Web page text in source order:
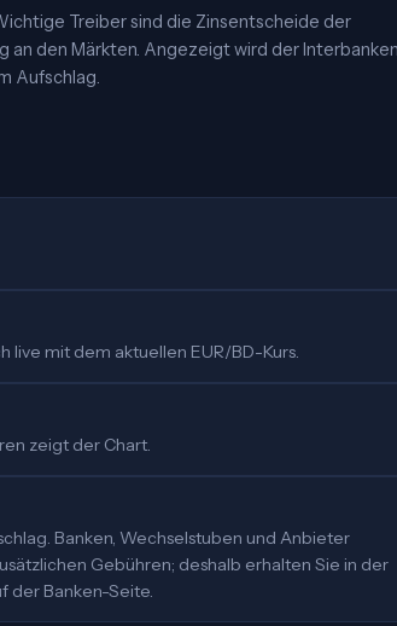
Treiber sind die Zinsentscheide der
an den Märkten. Angezeigt wird der
Aufschlag.
live mit dem aktuellen EUR/BD-Kurs.
zeigt der Chart.
Banken, Wechselstuben und Anbieter
Gebühren; deshalb erhalten Sie in der
der Banken-Seite.